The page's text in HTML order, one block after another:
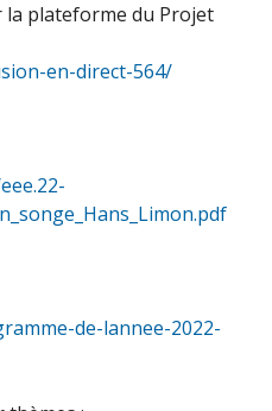
la plateforme du Projet
en-direct-564/
de-lannee-2022-